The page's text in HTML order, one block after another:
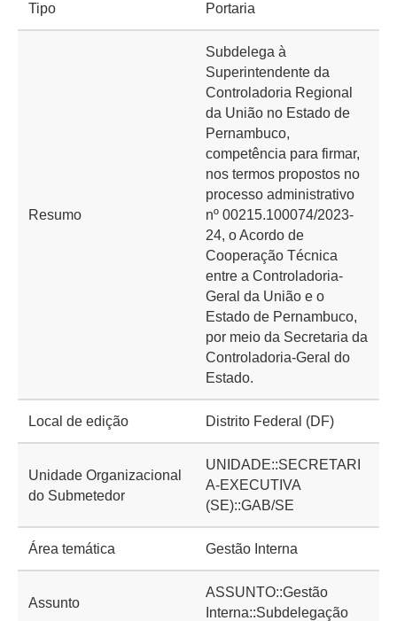
Tipo Portaria
Resumo
Subdelega à
Superintendente da
Controladoria Regional
da União no Estado de
Pernambuco,
competência para firmar,
nos termos propostos no
processo administrativo
nº 00215.100074/2023-
24, o Acordo de
Cooperação Técnica
entre a Controladoria-
Geral da União e o
Estado de Pernambuco,
por meio da Secretaria da
Controladoria-Geral do
Estado.
Local de edição Distrito Federal (DF)
Unidade Organizacional
do Submetedor
UNIDADE::SECRETARI
A-EXECUTIVA
(SE)::GAB/SE
Área temática Gestão Interna
Assunto
ASSUNTO::Gestão
Interna::Subdelegação